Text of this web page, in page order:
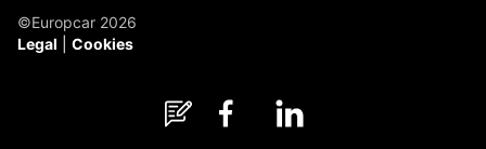
©Europcar 2026
Legal
Cookies